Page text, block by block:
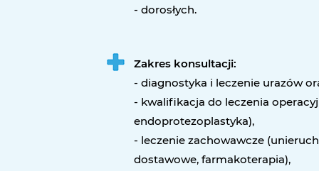
- dorosłych.
Zakres konsultacji:
- diagnostyka i leczenie urazów
- kwalifikacja do leczenia
endoprotezoplastyka),
- leczenie zachowawcze
dostawowe, farmakoterapia),